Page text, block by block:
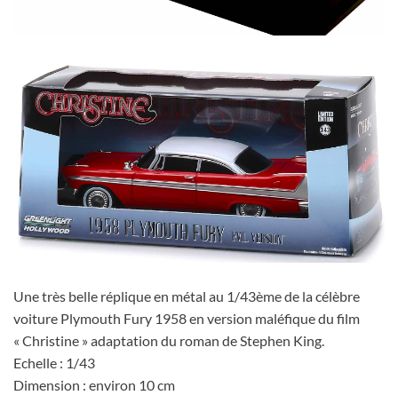
Une très belle réplique en métal au 1/43ème de la célèbre
voiture Plymouth Fury 1958 en version maléfique du film
« Christine » adaptation du roman de Stephen King.
Echelle : 1/43
Dimension : environ 10 cm